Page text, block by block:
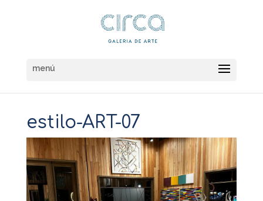
estilo-ART-07